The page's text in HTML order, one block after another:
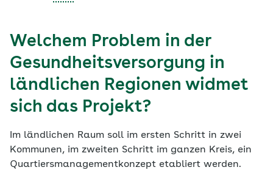
Welchem Problem in der
Gesundheitsversorgung in
ländlichen Regionen widmet
sich das Projekt?
Im ländlichen Raum soll im ersten Schritt in zwei
Kommunen, im zweiten Schritt im ganzen Kreis, ein
Quartiersmanagementkonzept etabliert werden.